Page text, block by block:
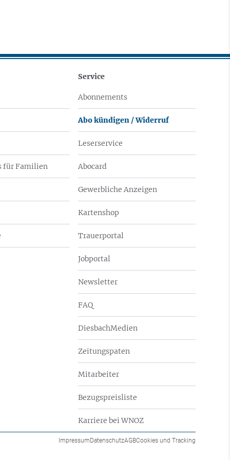
für Familien
Service
Abonnements
Abo kündigen / Widerruf
Leserservice
Abocard
Gewerbliche Anzeigen
Kartenshop
Trauerportal
Jobportal
Newsletter
FAQ
DiesbachMedien
Zeitungspaten
Mitarbeiter
Bezugspreisliste
Karriere bei WNOZ
ImpressumDatenschutzAGBCookies und Tracking